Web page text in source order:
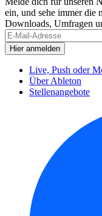
ein, und sehe immer die
Downloads, Umfragen
Live, Push oder
Über Ableton
Stellenangebote